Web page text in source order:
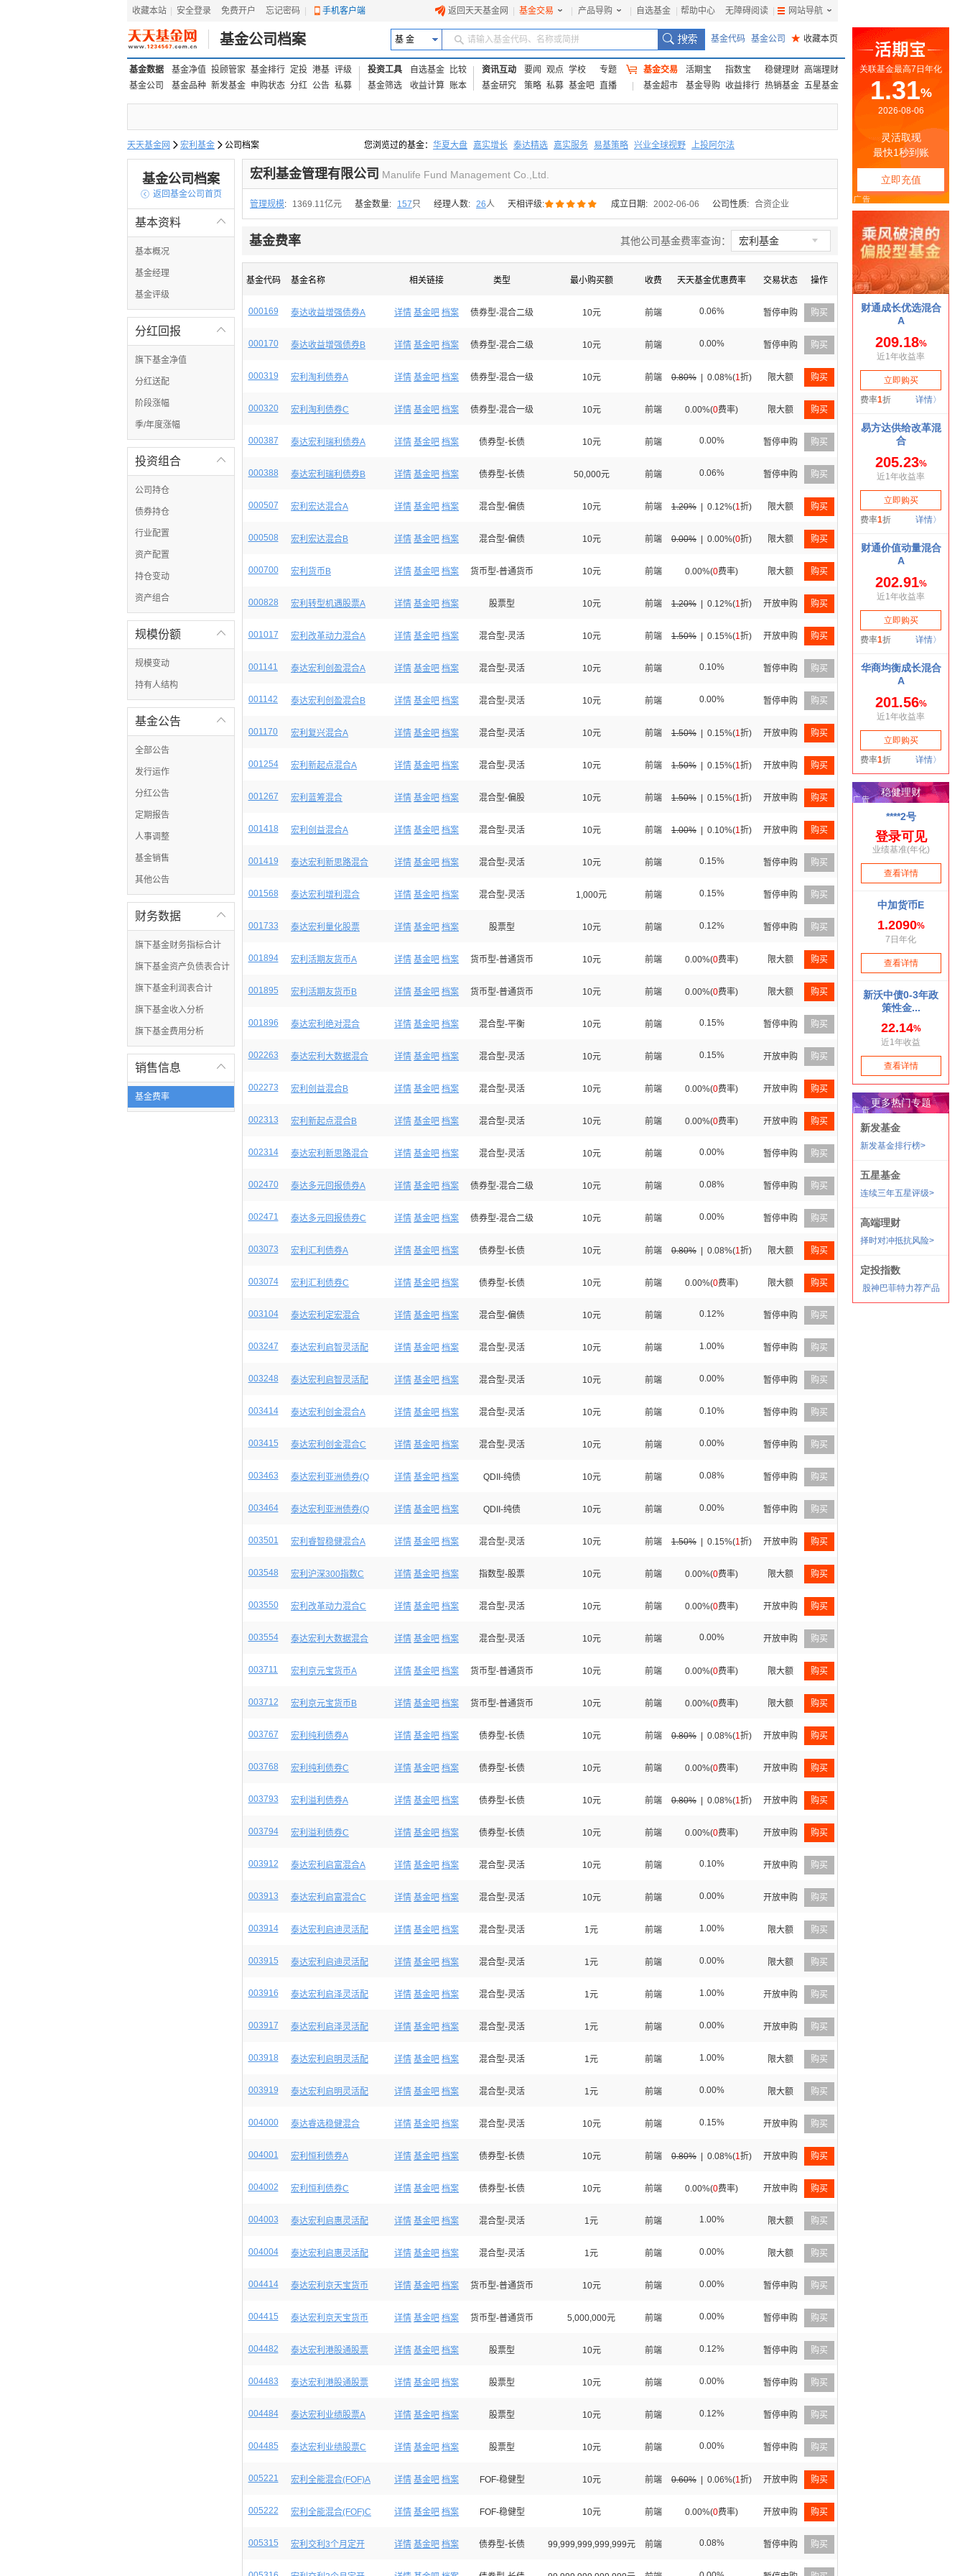
收藏本站 安全登录 免费开户 忘记密码 手机客户端 返回天天基金网 基金交易 产品导购 自选基金 帮助中心 无障碍阅读 网站导航
基金公司档案 基 金 请输入基金代码、名称或简拼 基金代码 基金公司 ★ 收藏本页
基金数据 基金净值 投顾管家 基金排行 定投 港基 评级
基金公司
基金品种 新发基金 申购状态 分红 公告 私募
投资工具 自选基金
比较
基金筛选
收益计算 账本
资讯互动 要闻 观点 学校
专题
基金研究
策略 私募 基金吧 直播
基金交易 活期宝 指数宝 稳健理财 高端理财
基金超市
基金导购 收益排行 热销基金 五星基金
天天基金网  宏利基金  公司档案 您浏览过的基金： 华夏大盘 嘉实增长 泰达精选 嘉实服务 易基策略 兴业全球视野 上投阿尔法
易方达上证中盘ETF联接A
基金公司档案
 返回基金公司首页

基本资料
基本概况
基金经理
基金评级

分红回报
旗下基金净值
分红送配
阶段涨幅
季/年度涨幅

投资组合
公司持仓
债券持仓
行业配置
资产配置
持仓变动
资产组合

规模份额
规模变动
持有人结构

基金公告
全部公告
发行运作
分红公告
定期报告
人事调整
基金销售
其他公告

财务数据
旗下基金财务指标合计
旗下基金资产负债表合计
旗下基金利润表合计
旗下基金收入分析
旗下基金费用分析

销售信息
基金费率
宏利基金管理有限公司 Manulife Fund Management Co.,Ltd.
管理规模: 1369.11亿元 基金数量: 157只 经理人数: 26人 天相评级: 成立日期: 2002-06-06 公司性质: 合资企业
基金费率 其他公司基金费率查询： 宏利基金 
基金代码 基金名称 相关链接 类型 最小购买额 收费 天天基金优惠费率 交易状态 操作
000169 泰达收益增强债券A 详情 基金吧 档案 债券型-混合二级 10元 前端 0.06% 暂停申购 购买
000170 泰达收益增强债券B 详情 基金吧 档案 债券型-混合二级 10元 前端 0.00% 暂停申购 购买
000319 宏利淘利债券A 详情 基金吧 档案 债券型-混合一级 10元 前端 0.80% 0.08%(1折) 限大额 购买
000320 宏利淘利债券C 详情 基金吧 档案 债券型-混合一级 10元 前端 0.00%(0费率) 限大额 购买
000387 泰达宏利瑞利债券A 详情 基金吧 档案 债券型-长债 10元 前端 0.00% 暂停申购 购买
000388 泰达宏利瑞利债券B 详情 基金吧 档案 债券型-长债 50,000元 前端 0.06% 暂停申购 购买
000507 宏利宏达混合A 详情 基金吧 档案 混合型-偏债 10元 前端 1.20% 0.12%(1折) 限大额 购买
000508 宏利宏达混合B 详情 基金吧 档案 混合型-偏债 10元 前端 0.00% 0.00%(0折) 限大额 购买
000700 宏利货币B 详情 基金吧 档案 货币型-普通货币 10元 前端 0.00%(0费率) 限大额 购买
000828 宏利转型机遇股票A 详情 基金吧 档案 股票型 10元 前端 1.20% 0.12%(1折) 开放申购 购买
001017 宏利改革动力混合A 详情 基金吧 档案 混合型-灵活 10元 前端 1.50% 0.15%(1折) 开放申购 购买
001141 泰达宏利创盈混合A 详情 基金吧 档案 混合型-灵活 10元 前端 0.10% 暂停申购 购买
001142 泰达宏利创盈混合B 详情 基金吧 档案 混合型-灵活 10元 前端 0.00% 暂停申购 购买
001170 宏利复兴混合A 详情 基金吧 档案 混合型-灵活 10元 前端 1.50% 0.15%(1折) 开放申购 购买
001254 宏利新起点混合A 详情 基金吧 档案 混合型-灵活 10元 前端 1.50% 0.15%(1折) 开放申购 购买
001267 宏利蓝筹混合 详情 基金吧 档案 混合型-偏股 10元 前端 1.50% 0.15%(1折) 开放申购 购买
001418 宏利创益混合A 详情 基金吧 档案 混合型-灵活 10元 前端 1.00% 0.10%(1折) 开放申购 购买
001419 泰达宏利新思路混合 详情 基金吧 档案 混合型-灵活 10元 前端 0.15% 暂停申购 购买
001568 泰达宏利增利混合 详情 基金吧 档案 混合型-灵活 1,000元 前端 0.15% 暂停申购 购买
001733 泰达宏利量化股票 详情 基金吧 档案 股票型 10元 前端 0.12% 暂停申购 购买
001894 宏利活期友货币A 详情 基金吧 档案 货币型-普通货币 10元 前端 0.00%(0费率) 限大额 购买
001895 宏利活期友货币B 详情 基金吧 档案 货币型-普通货币 10元 前端 0.00%(0费率) 限大额 购买
001896 泰达宏利绝对混合 详情 基金吧 档案 混合型-平衡 10元 前端 0.15% 暂停申购 购买
002263 泰达宏利大数据混合 详情 基金吧 档案 混合型-灵活 10元 前端 0.15% 开放申购 购买
002273 宏利创益混合B 详情 基金吧 档案 混合型-灵活 10元 前端 0.00%(0费率) 开放申购 购买
002313 宏利新起点混合B 详情 基金吧 档案 混合型-灵活 10元 前端 0.00%(0费率) 开放申购 购买
002314 泰达宏利新思路混合 详情 基金吧 档案 混合型-灵活 10元 前端 0.00% 暂停申购 购买
002470 泰达多元回报债券A 详情 基金吧 档案 债券型-混合二级 10元 前端 0.08% 暂停申购 购买
002471 泰达多元回报债券C 详情 基金吧 档案 债券型-混合二级 10元 前端 0.00% 暂停申购 购买
003073 宏利汇利债券A 详情 基金吧 档案 债券型-长债 10元 前端 0.80% 0.08%(1折) 限大额 购买
003074 宏利汇利债券C 详情 基金吧 档案 债券型-长债 10元 前端 0.00%(0费率) 限大额 购买
003104 泰达宏利定宏混合 详情 基金吧 档案 混合型-偏债 10元 前端 0.12% 暂停申购 购买
003247 泰达宏利启智灵活配 详情 基金吧 档案 混合型-灵活 10元 前端 1.00% 暂停申购 购买
003248 泰达宏利启智灵活配 详情 基金吧 档案 混合型-灵活 10元 前端 0.00% 暂停申购 购买
003414 泰达宏利创金混合A 详情 基金吧 档案 混合型-灵活 10元 前端 0.10% 暂停申购 购买
003415 泰达宏利创金混合C 详情 基金吧 档案 混合型-灵活 10元 前端 0.00% 暂停申购 购买
003463 泰达宏利亚洲债券(Q 详情 基金吧 档案 QDII-纯债 10元 前端 0.08% 暂停申购 购买
003464 泰达宏利亚洲债券(Q 详情 基金吧 档案 QDII-纯债 10元 前端 0.00% 暂停申购 购买
003501 宏利睿智稳健混合A 详情 基金吧 档案 混合型-灵活 10元 前端 1.50% 0.15%(1折) 开放申购 购买
003548 宏利沪深300指数C 详情 基金吧 档案 指数型-股票 10元 前端 0.00%(0费率) 限大额 购买
003550 宏利改革动力混合C 详情 基金吧 档案 混合型-灵活 10元 前端 0.00%(0费率) 开放申购 购买
003554 泰达宏利大数据混合 详情 基金吧 档案 混合型-灵活 10元 前端 0.00% 开放申购 购买
003711 宏利京元宝货币A 详情 基金吧 档案 货币型-普通货币 10元 前端 0.00%(0费率) 限大额 购买
003712 宏利京元宝货币B 详情 基金吧 档案 货币型-普通货币 10元 前端 0.00%(0费率) 限大额 购买
003767 宏利纯利债券A 详情 基金吧 档案 债券型-长债 10元 前端 0.80% 0.08%(1折) 开放申购 购买
003768 宏利纯利债券C 详情 基金吧 档案 债券型-长债 10元 前端 0.00%(0费率) 开放申购 购买
003793 宏利溢利债券A 详情 基金吧 档案 债券型-长债 10元 前端 0.80% 0.08%(1折) 开放申购 购买
003794 宏利溢利债券C 详情 基金吧 档案 债券型-长债 10元 前端 0.00%(0费率) 开放申购 购买
003912 泰达宏利启富混合A 详情 基金吧 档案 混合型-灵活 10元 前端 0.10% 开放申购 购买
003913 泰达宏利启富混合C 详情 基金吧 档案 混合型-灵活 10元 前端 0.00% 开放申购 购买
003914 泰达宏利启迪灵活配 详情 基金吧 档案 混合型-灵活 1元 前端 1.00% 限大额 购买
003915 泰达宏利启迪灵活配 详情 基金吧 档案 混合型-灵活 1元 前端 0.00% 限大额 购买
003916 泰达宏利启泽灵活配 详情 基金吧 档案 混合型-灵活 1元 前端 1.00% 开放申购 购买
003917 泰达宏利启泽灵活配 详情 基金吧 档案 混合型-灵活 1元 前端 0.00% 开放申购 购买
003918 泰达宏利启明灵活配 详情 基金吧 档案 混合型-灵活 1元 前端 1.00% 限大额 购买
003919 泰达宏利启明灵活配 详情 基金吧 档案 混合型-灵活 1元 前端 0.00% 限大额 购买
004000 泰达睿选稳健混合 详情 基金吧 档案 混合型-灵活 10元 前端 0.15% 开放申购 购买
004001 宏利恒利债券A 详情 基金吧 档案 债券型-长债 10元 前端 0.80% 0.08%(1折) 开放申购 购买
004002 宏利恒利债券C 详情 基金吧 档案 债券型-长债 10元 前端 0.00%(0费率) 开放申购 购买
004003 泰达宏利启惠灵活配 详情 基金吧 档案 混合型-灵活 1元 前端 1.00% 限大额 购买
004004 泰达宏利启惠灵活配 详情 基金吧 档案 混合型-灵活 1元 前端 0.00% 限大额 购买
004414 泰达宏利京天宝货币 详情 基金吧 档案 货币型-普通货币 10元 前端 0.00% 暂停申购 购买
004415 泰达宏利京天宝货币 详情 基金吧 档案 货币型-普通货币 5,000,000元 前端 0.00% 暂停申购 购买
004482 泰达宏利港股通股票 详情 基金吧 档案 股票型 10元 前端 0.12% 暂停申购 购买
004483 泰达宏利港股通股票 详情 基金吧 档案 股票型 10元 前端 0.00% 暂停申购 购买
004484 泰达宏利业绩股票A 详情 基金吧 档案 股票型 10元 前端 0.12% 暂停申购 购买
004485 泰达宏利业绩股票C 详情 基金吧 档案 股票型 10元 前端 0.00% 暂停申购 购买
005221 宏利全能混合(FOF)A 详情 基金吧 档案 FOF-稳健型 10元 前端 0.60% 0.06%(1折) 开放申购 购买
005222 宏利全能混合(FOF)C 详情 基金吧 档案 FOF-稳健型 10元 前端 0.00%(0费率) 开放申购 购买
005315 宏利交利3个月定开 详情 基金吧 档案 债券型-长债 99,999,999,999,999元 前端 0.08% 暂停申购 购买